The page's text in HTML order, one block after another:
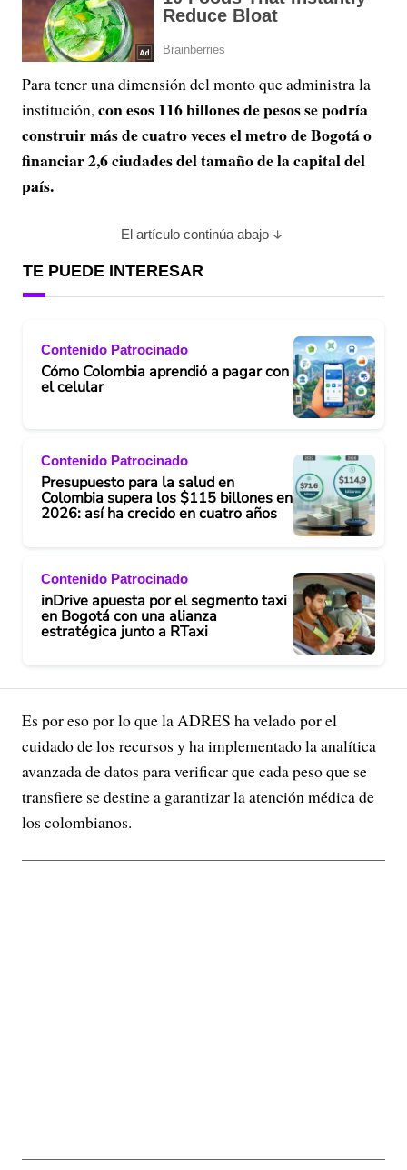
Para tener una dimensión del monto que administra la
institución,con esos 116 billones de pesos se podría
construir más de cuatro veces el metro de Bogotá o
financiar 2,6 ciudades del tamaño de la capital del
país.
El artículo continúa abajo
TE PUEDE INTERESAR
Contenido Patrocinado
Cómo Colombia aprendió a pagar con
el celular
Contenido Patrocinado
Presupuesto para la salud en
Colombia supera los $115 billones en
2026: así ha crecido en cuatro años
Contenido Patrocinado
inDrive apuesta por el segmento taxi
en Bogotá con una alianza
estratégica junto a RTaxi
Es por eso por lo que la ADRES ha velado por el
cuidado de los recursos y ha implementado la analítica
avanzada de datos para verificar que cada peso que se
transfiere se destine a garantizar la atención médica de
los colombianos.